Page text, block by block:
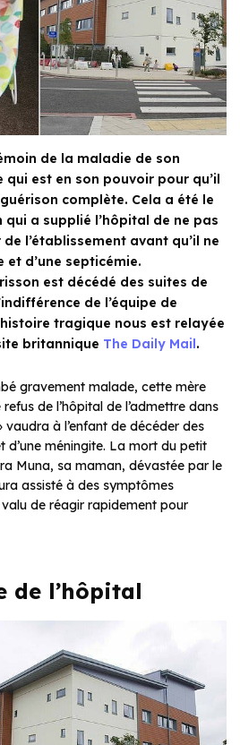
de la maladie de son
est en son pouvoir pour qu’il
complète. Cela a été le
a supplié l’hôpital de ne pas
l’établissement avant qu’il ne
et d’une septicémie.
est décédé des suites de
de l’équipe de
tragique nous est relayée
britannique The Daily Mail.
gravement malade, cette mère
refus de l’hôpital de l’admettre dans
vaudra à l’enfant de décéder des
d’une méningite. La mort du petit
Muna, sa maman, dévastée par le
assisté à des symptômes
de réagir rapidement pour
de l’hôpital